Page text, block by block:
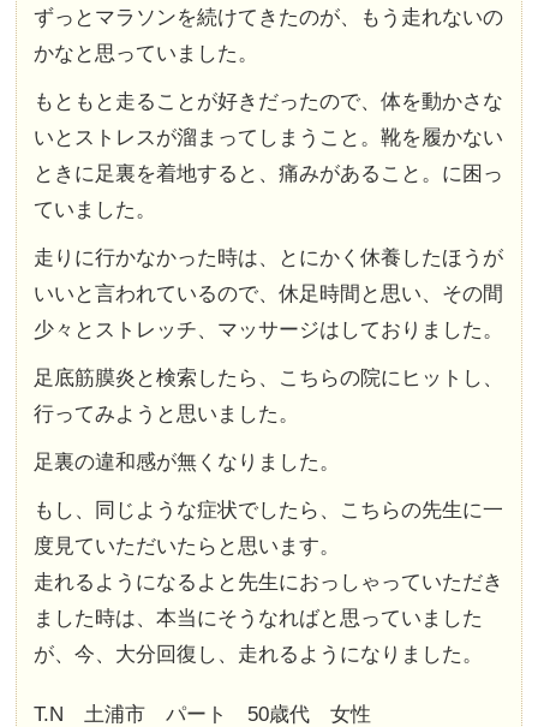
ずっとマラソンを続けてきたのが、もう走れないの
かなと思っていました。
もともと走ることが好きだったので、体を動かさな
いとストレスが溜まってしまうこと。靴を履かない
ときに足裏を着地すると、痛みがあること。に困っ
ていました。
走りに行かなかった時は、とにかく休養したほうが
いいと言われているので、休足時間と思い、その間
少々とストレッチ、マッサージはしておりました。
足底筋膜炎と検索したら、こちらの院にヒットし、
行ってみようと思いました。
足裏の違和感が無くなりました。
もし、同じような症状でしたら、こちらの先生に一
度見ていただいたらと思います。
走れるようになるよと先生におっしゃっていただき
ました時は、本当にそうなればと思っていました
が、今、大分回復し、走れるようになりました。
T.N 土浦市 パート 50歳代 女性